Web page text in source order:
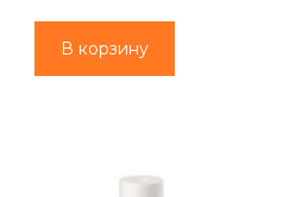
В корзину